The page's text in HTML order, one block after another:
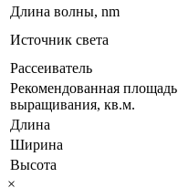
Длина волны, nm
Источник света
Рассеиватель
Рекомендованная площадь
выращивания, кв.м.
Длина
Ширина
Высота
×